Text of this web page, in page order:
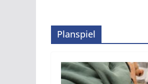
Planspiel